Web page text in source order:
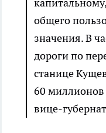
общего
значения. В
дороги по
станице
60 миллионов
вице-